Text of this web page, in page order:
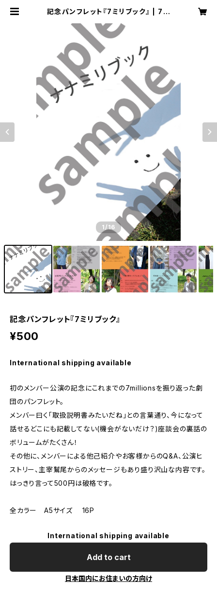
記念パンフレット『7ミリブック』 | 7m
1 /16
記念パンフレット『7ミリブック』
¥500
International shipping available
初のメンバー公演の記念にこれまでの7millionsを振り返った劇
団のパンフレット。
メンバー曰く「取扱説明書みたいだね」との言葉通り、今になって
話せるどこにも記載してない(機会がないだけ？)座談会の裏話の
ボリュームがたくさん！
その他に、メンバーによる他己紹介やお客様からのQ&A、公演ヒ
ストリー、主宰鷲尾からのメッセージもあり盛り沢山な内容です。
はっきり言って500円は破格です。
全カラー A5サイズ 16P
International shipping available
Add to cart
日本国内にお住まいの方向け